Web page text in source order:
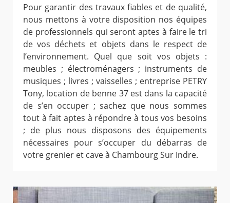
Pour garantir des travaux fiables et de qualité,
nous mettons à votre disposition nos équipes
de professionnels qui seront aptes à faire le tri
de vos déchets et objets dans le respect de
l’environnement. Quel que soit vos objets :
meubles ; électroménagers ; instruments de
musiques ; livres ; vaisselles ; entreprise PETRY
Tony, location de benne 37 est dans la capacité
de s’en occuper ; sachez que nous sommes
tout à fait aptes à répondre à tous vos besoins
; de plus nous disposons des équipements
nécessaires pour s’occuper du débarras de
votre grenier et cave à Chambourg Sur Indre.